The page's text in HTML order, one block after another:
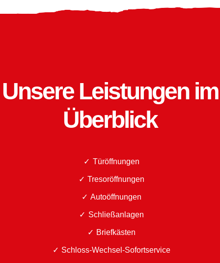
Unsere Leistungen im
Überblick
Türöffnungen
Tresoröffnungen
Autoöffnungen
Schließanlagen
Briefkästen
Schloss-Wechsel-Sofortservice